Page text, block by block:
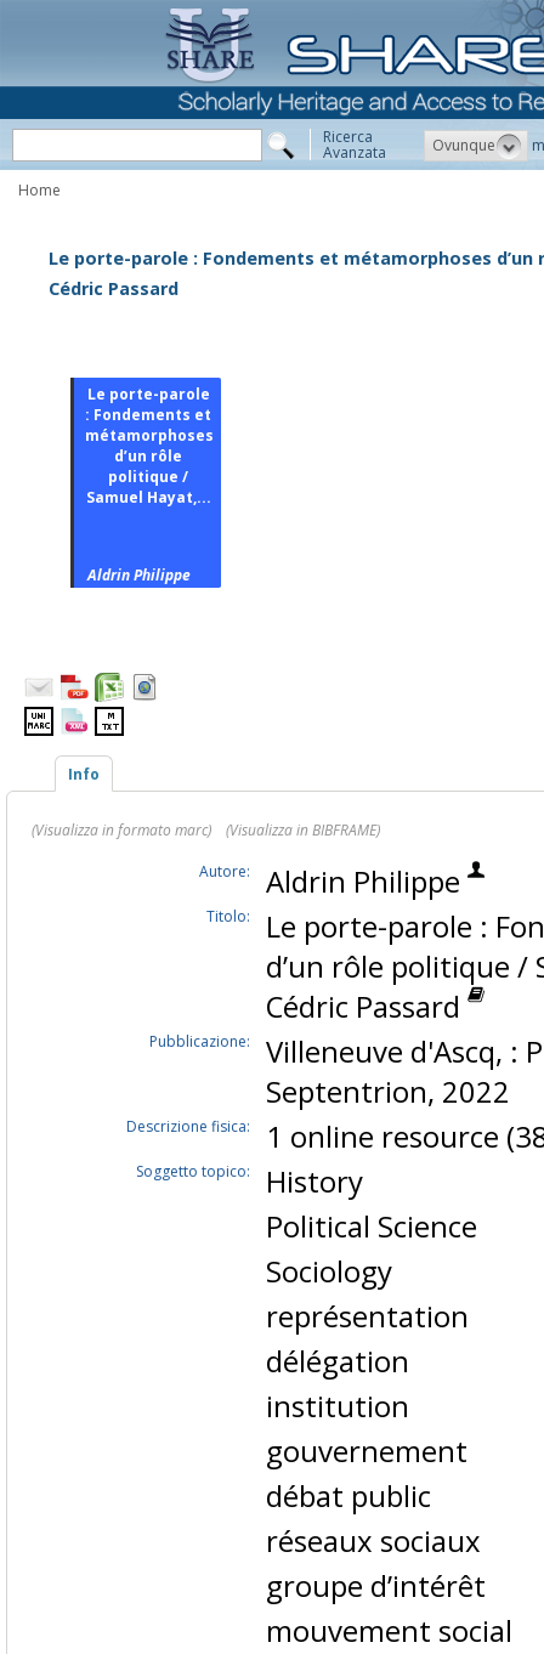
Ricerca
Avanzata Ovunque
Home
Le porte-parole : Fondements et métamorphoses
Cédric Passard
Le porte-parole
: Fondements et
métamorphoses
d’un rôle
politique /
Samuel Hayat,...
Aldrin Philippe
Info
(Visualizza in formato marc)
(Visualizza in BIBFRAME)
Autore:
Aldrin Philippe
Titolo:
Le porte-parole :
d’un rôle politique /
Cédric Passard
Pubblicazione:
Villeneuve d'Ascq, :
Septentrion, 2022
Descrizione fisica: 1 online resource
Soggetto topico:
History
Political Science
Sociology
représentation
délégation
institution
gouvernement
débat public
réseaux sociaux
groupe d’intérêt
mouvement social